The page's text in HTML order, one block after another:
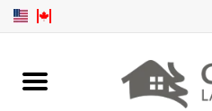
Accueil